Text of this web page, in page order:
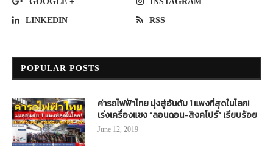
LINKEDIN RSS
POPULAR POSTS
ค่ารถไฟฟ้าไทย มุ่งสู่อันดับ 1 แพงที่สุดในโลก!
เร่งเครื่องแซง “ลอนดอน-สิงคโปร์” เรียบร้อย
June 12, 2019